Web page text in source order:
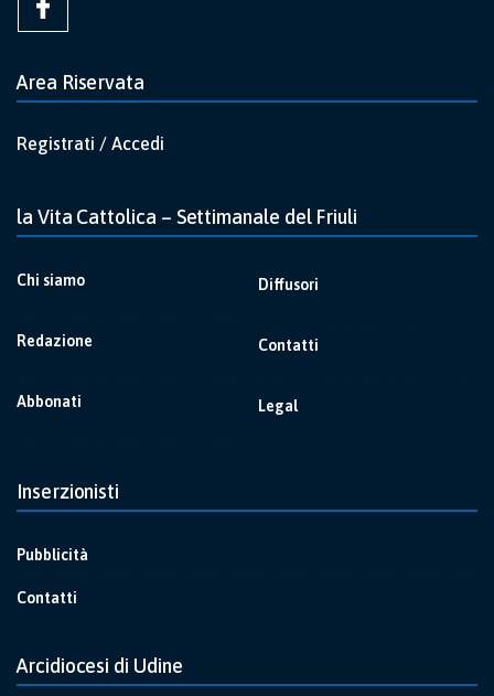
Area Riservata
Registrati / Accedi
la Vita Cattolica – Settimanale del Friuli
Chi siamo
Redazione
Abbonati
Diffusori
Contatti
Legal
Inserzionisti
Pubblicità
Contatti
Arcidiocesi di Udine